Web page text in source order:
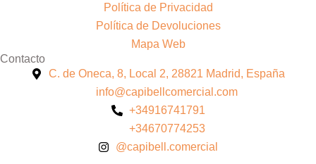
Política de Privacidad
Política de Devoluciones
Mapa Web
Contacto
C. de Oneca, 8, Local 2, 28821 Madrid, España
info@capibellcomercial.com
+34916741791
+34670774253
@capibell.comercial